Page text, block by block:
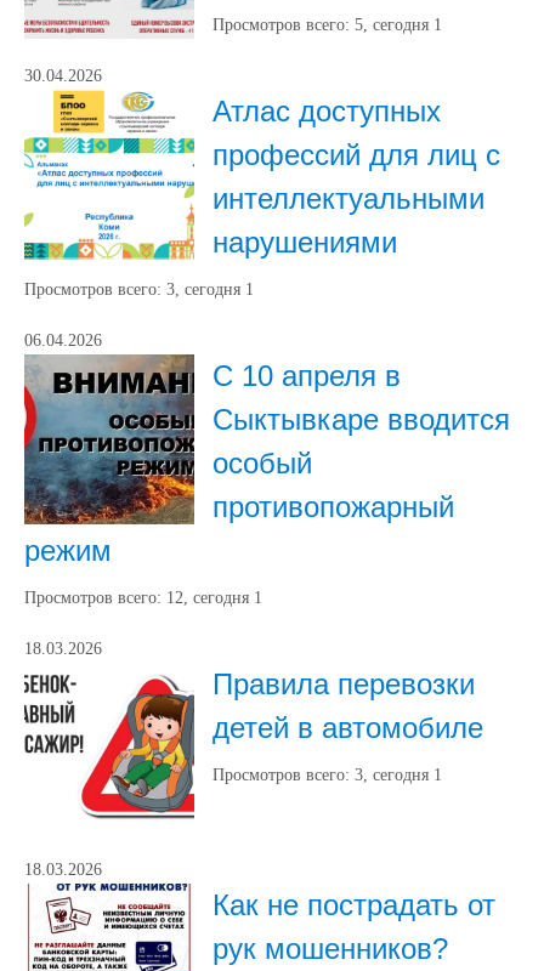
Просмотров всего: 5, сегодня 1
30.04.2026
Атлас доступных
профессий для лиц с
интеллектуальными
нарушениями
Просмотров всего: 3, сегодня 1
06.04.2026
С 10 апреля в
Сыктывкаре вводится
особый
противопожарный
режим
Просмотров всего: 12, сегодня 1
18.03.2026
Правила перевозки
детей в автомобиле
Просмотров всего: 3, сегодня 1
18.03.2026
Как не пострадать от
рук мошенников?